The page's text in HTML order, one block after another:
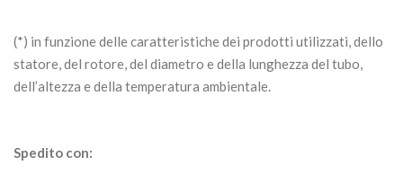
(*) in funzione delle caratteristiche dei prodotti utilizzati, dello
statore, del rotore, del diametro e della lunghezza del tubo,
dell’altezza e della temperatura ambientale.
Spedito con: